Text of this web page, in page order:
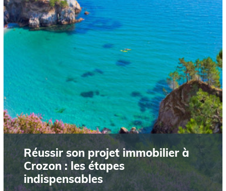
Réussir son projet immobilier à
Crozon : les étapes
indispensables